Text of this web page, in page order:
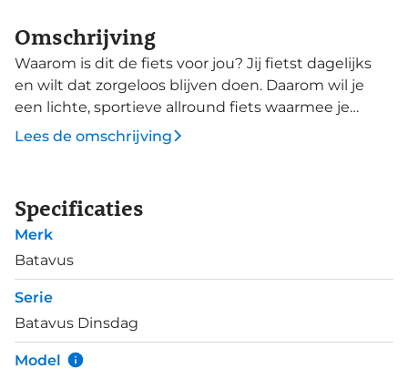
Omschrijving
Waarom is dit de fiets voor jou? Jij fietst dagelijks
en wilt dat zorgeloos blijven doen. Daarom wil je
een lichte, sportieve allround fiets waarmee je
zowel op werkdagen als in de weekenden op pad
kunt. Het robuuste aluminium frame is slank
vele jaren rijplezier. Deze Exclusive uitvoering wordt
aangedreven door een riem, waarmee je langer en
stiller met plezier en met minimaal onderhoud
kunt fietsen.&nbsp; De dynamische Vizi
dagrijverlichting geeft je zichtbaarheid in het
verkeer. Vizi-verlichting werkt op de naafdynamo,
daardoor behoren lege batterijen tot het verleden.
Lees de omschrijving
Specificaties
Merk
Batavus
Serie
Batavus Dinsdag
Model